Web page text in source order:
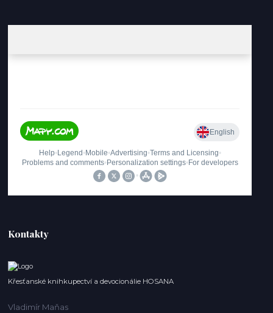
Kontakty
Křesťanské knihkupectví a devocionálie HOSANA
Vladimír Maňas